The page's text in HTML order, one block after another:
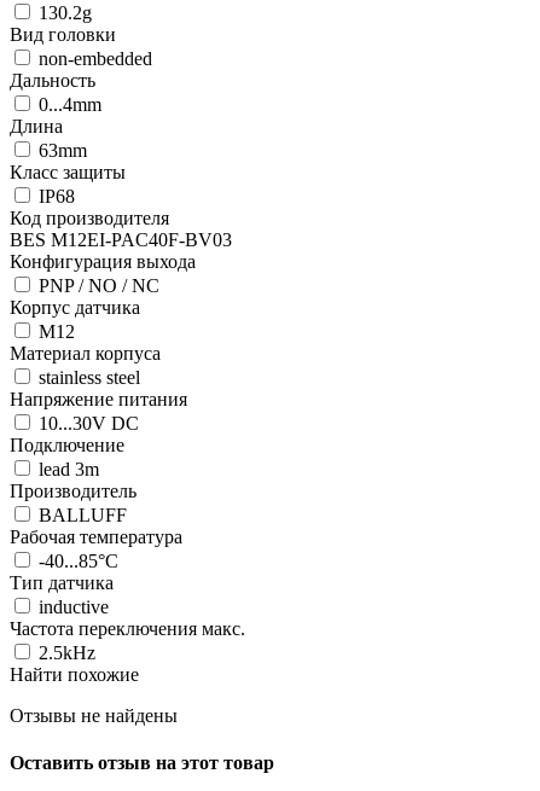
130.2g
Вид головки
non-embedded
Дальность
0...4mm
Длина
63mm
Класс защиты
IP68
Код производителя
BES M12EI-PAC40F-BV03
Конфигурация выхода
PNP / NO / NC
Корпус датчика
M12
Материал корпуса
stainless steel
Напряжение питания
10...30V DC
Подключение
lead 3m
Производитель
BALLUFF
Рабочая температура
-40...85°C
Тип датчика
inductive
Частота переключения макс.
2.5kHz
Найти похожие
Отзывы не найдены
Оставить отзыв на этот товар